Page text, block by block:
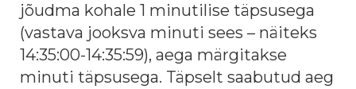
jõudma kohale 1 minutilise täpsusega
(vastava jooksva minuti sees – näiteks
14:35:00-14:35:59), aega märgitakse
minuti täpsusega. Täpselt saabutud aeg